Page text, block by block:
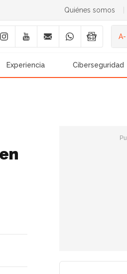
Quiénes somos
A-
Experiencia Ciberseguridad